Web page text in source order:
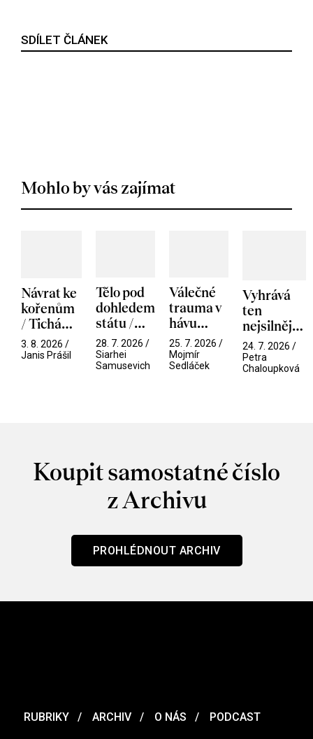
SDÍLET ČLÁNEK
Mohlo by vás zajímat
Návrat ke
kořenům
/ Tichá
přítelkyně
3. 8. 2026 /
Janis Prášil
Tělo pod
dohledem
státu /
Pramen
28. 7. 2026 /
Siarhei
Samusevich
Válečné
trauma v
hávu
spektáklu
/ Odyssea
25. 7. 2026 /
Mojmír
Sedláček
Vyhrává
ten
nejsilnější
/ V nitru
manosféry
24. 7. 2026 /
Petra
Chaloupková
Koupit samostatné číslo
z Archivu
PROHLÉDNOUT ARCHIV
RUBRIKY ARCHIV O NÁS PODCAST